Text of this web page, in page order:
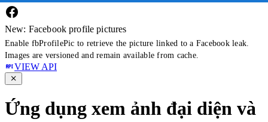
New: Facebook profile pictures
Enable fbProfilePic to retrieve the picture linked to a Facebook leak.
Images are versioned and remain available from cache.
VIEW API
Ứng dụng xem ảnh đại diện và